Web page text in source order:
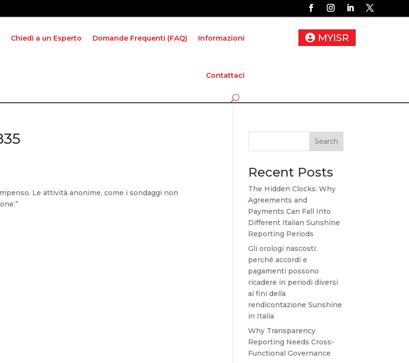
Chiedi a un Esperto Domande Frequenti (FAQ) Informazioni
Contattaci
MYISR
Le attività anonime, come i sondaggi non
Search
Recent Posts
The Hidden Clocks: Why
Agreements and
Payments Can Fall Into
Different Italian Sunshine
Reporting Periods
Gli orologi nascosti:
perché accordi e
pagamenti possono
ricadere in periodi diversi
ai fini della
rendicontazione Sunshine
in Italia
Why Transparency
Reporting Needs Cross-
Functional Governance